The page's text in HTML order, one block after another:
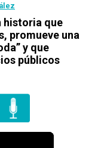
historia que
promueve una
y que
públicos